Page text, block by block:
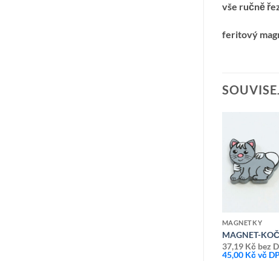
vše ručně
feritový
MAGNETKY
MAGNET-
37,19 Kčbez
45,00 Kčvč